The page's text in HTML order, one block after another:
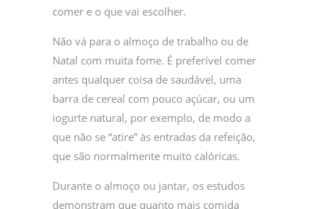
comer e o que vai escolher.
Não vá para o almoço de trabalho ou de
Natal com muita fome. É preferível comer
antes qualquer coisa de saudável, uma
barra de cereal com pouco açúcar, ou um
iogurte natural, por exemplo, de modo a
que não se “atire” às entradas da refeição,
que são normalmente muito calóricas.
Durante o almoço ou jantar, os estudos
demonstram que quanto mais comida